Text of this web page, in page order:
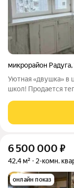
микрорайон Радуга,
Уютная «двушка» в
школ! Продается
комфортной жизни:
6 500 000 ₽
42,4 м² 2-комн.
онлайн показ